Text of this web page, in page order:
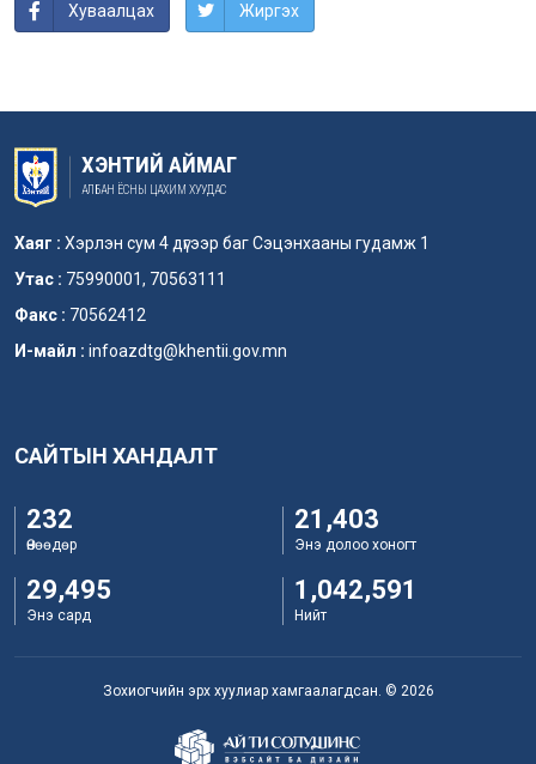
Хуваалцах Жиргэх
ХЭНТИЙ АЙМАГ
АЛБАН ЁСНЫ ЦАХИМ ХУУДАС
Хаяг : Хэрлэн сум 4 дүгээр баг Сэцэнхааны гудамж 1
Утас : 75990001, 70563111
Факс : 70562412
И-майл : infoazdtg@khentii.gov.mn
САЙТЫН ХАНДАЛТ
232
Өнөөдөр
21,403
Энэ долоо хоногт
29,495
Энэ сард
1,042,591
Нийт
Зохиогчийн эрх хуулиар хамгаалагдсан. © 2026